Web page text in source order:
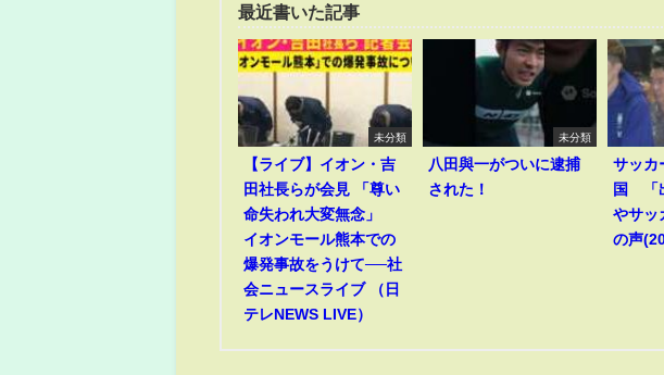
最近書いた記事
未分類
【ライブ】イオン・吉
田社長らが会見 「尊い
命失われ大変無念」
イオンモール熊本での
爆発事故をうけて──社
会ニュースライブ （日
テレNEWS LIVE）
未分類
八田與一がついに逮捕
された！
サッカ
国 「
やサッ
の声